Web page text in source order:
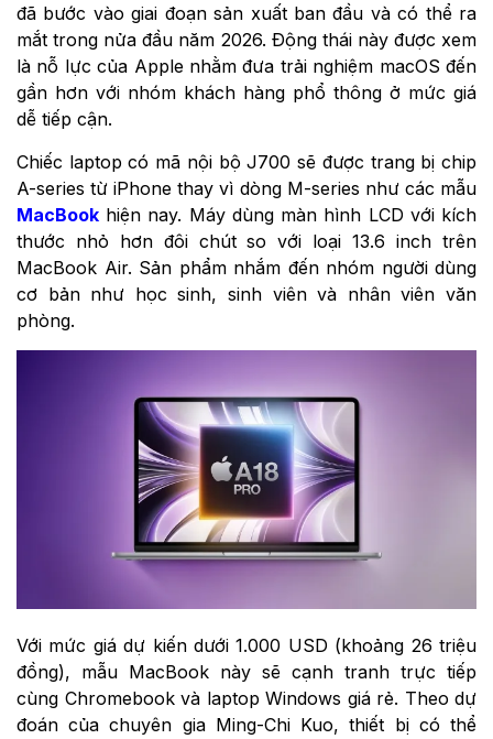
đã bước vào giai đoạn sản xuất ban đầu và có thể ra
mắt trong nửa đầu năm 2026. Động thái này được xem
là nỗ lực của Apple nhằm đưa trải nghiệm macOS đến
gần hơn với nhóm khách hàng phổ thông ở mức giá
dễ tiếp cận.
Chiếc laptop có mã nội bộ J700 sẽ được trang bị chip
A-series từ iPhone thay vì dòng M-series như các mẫu
MacBook hiện nay. Máy dùng màn hình LCD với kích
thước nhỏ hơn đôi chút so với loại 13.6 inch trên
MacBook Air. Sản phẩm nhắm đến nhóm người dùng
cơ bản như học sinh, sinh viên và nhân viên văn
phòng.
Với mức giá dự kiến dưới 1.000 USD (khoảng 26 triệu
đồng), mẫu MacBook này sẽ cạnh tranh trực tiếp
cùng Chromebook và laptop Windows giá rẻ. Theo dự
đoán của chuyên gia Ming-Chi Kuo, thiết bị có thể